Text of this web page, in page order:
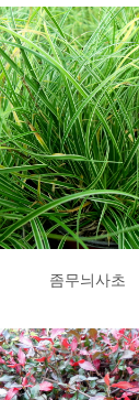
좀무늬사초